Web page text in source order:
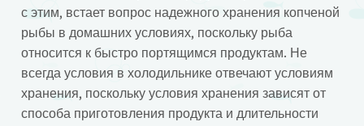
с этим, встает вопрос надежного хранения копченой
рыбы в домашних условиях, поскольку рыба
относится к быстро портящимся продуктам. Не
всегда условия в холодильнике отвечают условиям
хранения, поскольку условия хранения зависят от
способа приготовления продукта и длительности